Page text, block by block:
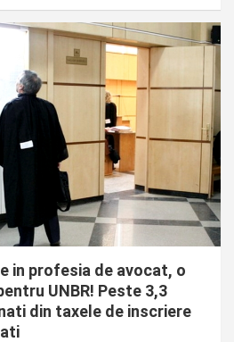
in profesia de avocat, o
UNBR! Peste 3,3
din taxele de inscriere